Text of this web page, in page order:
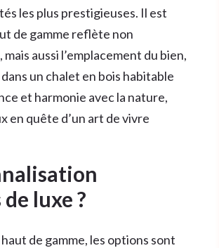
les plus prestigieuses. Il est
de gamme reflète non
aussi l’emplacement du bien,
un chalet en bois habitable
et harmonie avec la nature,
en quête d’un art de vivre
luxe ?
de gamme, les options sont